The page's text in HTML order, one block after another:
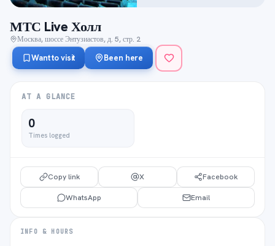
МТС Live Холл
Москва, шоссе Энтузиастов, д. 5, стр. 2
Want to visit Been here
AT A GLANCE
0
Times logged
Copy link X Facebook
WhatsApp Email
INFO & HOURS